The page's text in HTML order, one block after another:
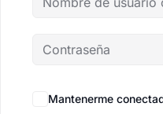
Mantenerme